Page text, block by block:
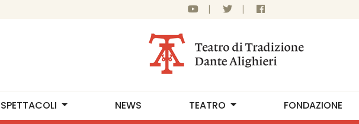
| |
SPETTACOLI NEWS TEATRO FONDAZIONE